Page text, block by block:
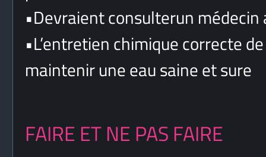
•Devraient consulterun médecin
•L’entretien chimique correcte
maintenir une eau saine et sure
FAIRE ET NE PAS FAIRE